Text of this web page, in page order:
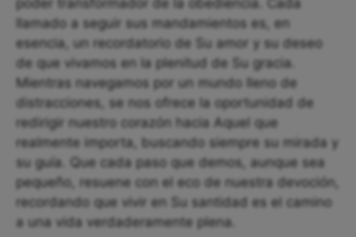
poder transformador de la obediencia. Cada
llamado a seguir sus mandamientos es, en
esencia, un recordatorio de Su amor y su deseo
de que vivamos en la plenitud de Su gracia.
Mientras navegamos por un mundo lleno de
distracciones, se nos ofrece la oportunidad de
redirigir nuestro corazón hacia Aquel que
realmente importa, buscando siempre su mirada y
su guía. Que cada paso que demos, aunque sea
pequeño, resuene con el eco de nuestra devoción,
recordando que vivir en Su santidad es el camino
a una vida verdaderamente plena.